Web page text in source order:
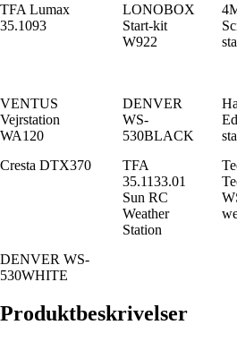
TFA Lumax
35.1093
LONOBOX
Start-kit
W922
VENTUS
Vejrstation
WA120
DENVER
WS-
530BLACK
Cresta DTX370
TFA
35.1133.01
Sun RC
Weather
Station
DENVER WS-
530WHITE
Produktbeskrivelser